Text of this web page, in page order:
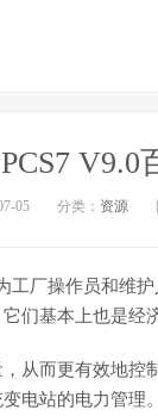
PCS7 V9.0
05 分类： 资源
工厂操作员和维
们基本上也是经
从而更有效地
电站的电力管